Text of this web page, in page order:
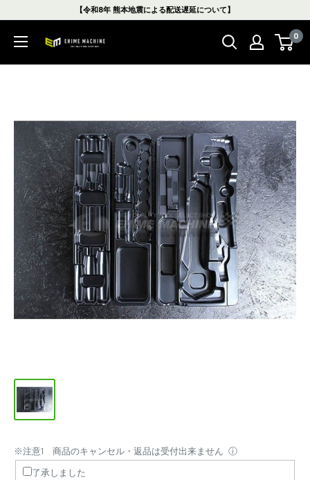
ン
【令和8年 熊本地震による配送遅延について】
エ
ン
本
店
0
※注意1 商品のキャンセル・返品は受付出来ません ⓘ
※
注了承しました
※
注
※
注